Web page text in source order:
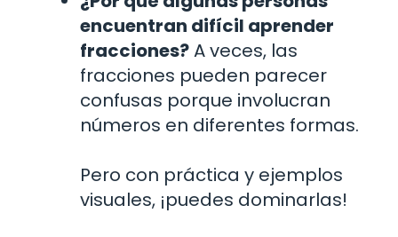
encuentran difícil aprender
fracciones?A veces, las
fracciones pueden parecer
confusas porque involucran
números en diferentes formas.
Pero con práctica y ejemplos
visuales, ¡puedes dominarlas!